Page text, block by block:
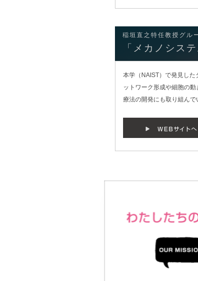
稲垣直之特任教授グル
「メカノシス
本学（NAIST）で発見し
ットワーク形成や細胞の
療法の開発にも取り組んで